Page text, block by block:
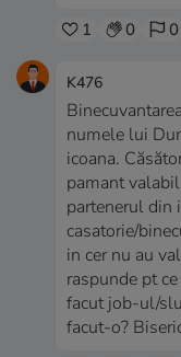
1 0 0
K476
numele lui
icoana.
pamant
partenerul din
casatorie/
in cer nu au
raspunde pt
facut job-ul/
facut-o?